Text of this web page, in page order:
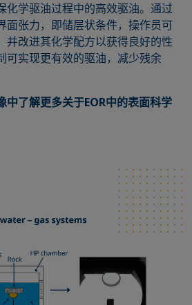
化学驱油过程中的高效驱油。通过
面张力，即储层状条件，操作员可
并改进其化学配方以获得良好的性
可实现更有效的驱油，减少残余
中了解更多关于EOR中的表面科学